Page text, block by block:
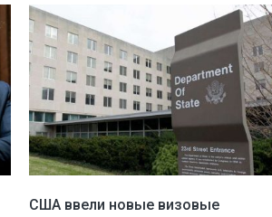
США ввели новые визовые